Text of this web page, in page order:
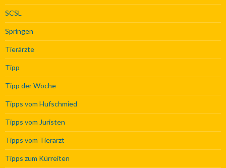
SCSL
Springen
Tierärzte
Tipp
Tipp der Woche
Tipps vom Hufschmied
Tipps vom Juristen
Tipps vom Tierarzt
Tipps zum Kürreiten